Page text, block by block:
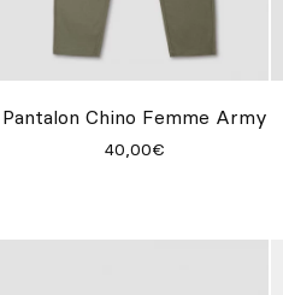
Pantalon Chino Femme Army
40,00€